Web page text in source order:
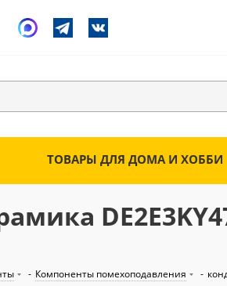
ТОВАРЫ ДЛЯ ДОМА И ХОББИ
- Компоненты помехоподавления -